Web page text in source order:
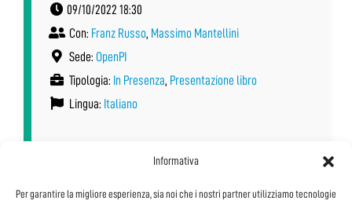
Informativa
Per garantire la migliore esperienza, sia noi che i nostri partner utilizziamo tecnologie
09/10/2022 18:30
Con: Franz Russo, Massimo Mantellini
Sede: OpenPI
Tipologia: In Presenza, Presentazione libro
Lingua: Italiano